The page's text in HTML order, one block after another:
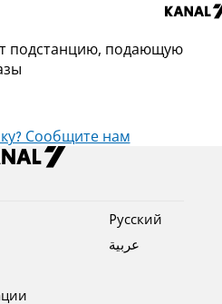
подстанцию, подающую
Сообщите нам
Pусский
عربية